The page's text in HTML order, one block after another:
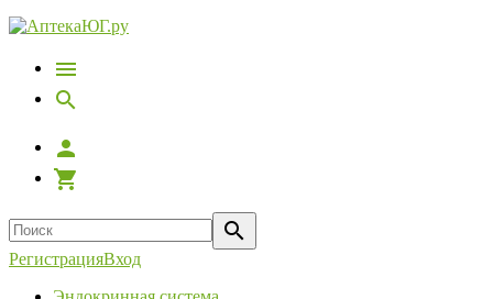
РегистрацияВход